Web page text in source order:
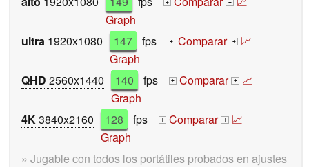
+ +
Graph
ultra 1920x1080 147 fps + Comparar + 📈
Graph
QHD 2560x1440 140 fps + Comparar + 📈
Graph
4K3840x2160 128 fps + Comparar + 📈
Graph
» Jugable con todos los portátiles probados en ajustes